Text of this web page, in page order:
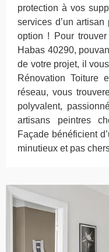
protection à vos
services d’un
option ! Pour
Habas 40290,
de votre projet, il
Rénovation Toiture
réseau, vous
polyvalent,
artisans peintres
Façade bénéficient
minutieux et pas